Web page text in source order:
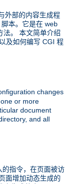
外部的内容生成程
本。它是在 web
法。 本文简单介绍
及如何编写 CGI 程
changes
or more
document
and all
指令，在页面被访
面增加动态生成的